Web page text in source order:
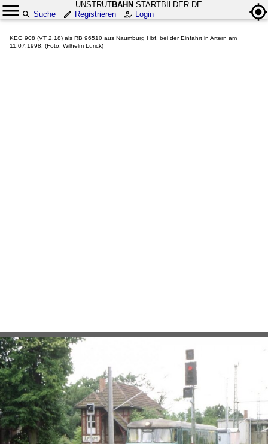
UNSTRUTBAHN .STARTBILDER.DE
Suche
Registrieren Login
KEG 908 (VT 2.18) als RB 96510 aus Naumburg Hbf, bei der Einfahrt in Artern am
11.07.1998. (Foto: Wilhelm Lürick)